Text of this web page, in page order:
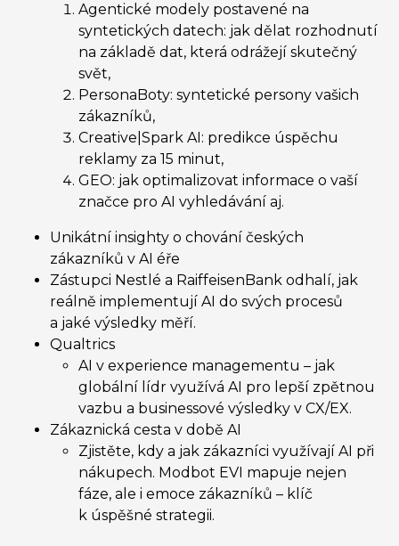
Agentické modely postavené na
syntetických datech: jak dělat rozhodnutí
na základě dat, která odrážejí skutečný
svět,
PersonaBoty: syntetické persony vašich
zákazníků,
Creative|Spark AI: predikce úspěchu
reklamy za 15 minut,
GEO: jak optimalizovat informace o vaší
značce pro AI vyhledávání aj.
Unikátní insighty o chování českých
zákazníků v AI éře
Zástupci Nestlé a RaiffeisenBank odhalí, jak
reálně implementují AI do svých procesů
a jaké výsledky měří.
Qualtrics
AI v experience managementu – jak
globální lídr využívá AI pro lepší zpětnou
vazbu a businessové výsledky v CX/EX.
Zákaznická cesta v době AI
Zjistěte, kdy a jak zákazníci využívají AI při
nákupech. Modbot EVI mapuje nejen
fáze, ale i emoce zákazníků – klíč
k úspěšné strategii.